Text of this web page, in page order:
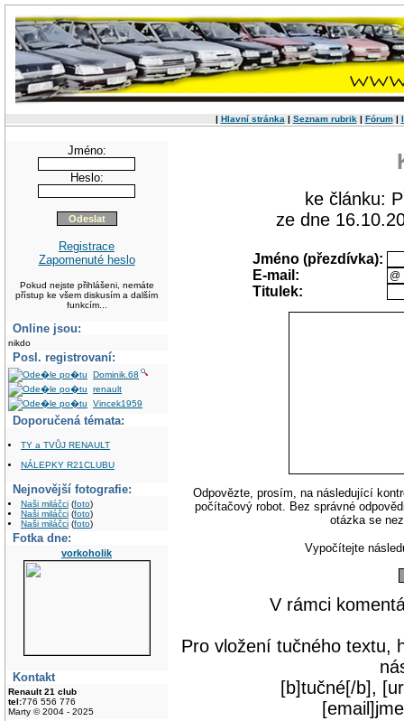
| Hlavní stránka | Seznam rubrik | Fórum|
Jméno:
Heslo:
Registrace
Zapomenuté heslo
Pokud nejste přihlášeni, nemáte
přístup ke všem diskusím a dalším
funkcím...
Online jsou:
nikdo
Posl. registrovaní:
Dominik.68
renault
Vincek1959
Doporučená témata:
TY a TVŮJ RENAULT
NÁLEPKY R21CLUBU
Nejnovější fotografie:
Naši miláčci (foto)
Naši miláčci (foto)
Naši miláčci (foto)
Fotka dne:
vorkoholik
Kontakt
Renault 21 club
tel:776 556 776
Marty © 2004 - 2025
ke článku:
ze dne
Jméno (přezdívka):
E-mail:
Titulek:
Odpovězte, prosím, na následující
počítačový robot. Bez správné
otázka se
Vypočítejte
V rámci
Pro vložení tučného textu,
[b]tučné[/b],